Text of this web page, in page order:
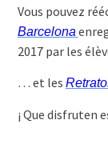
Vous pouvez
Barcelona
2017 par les
… et les
¡ Que disfruten